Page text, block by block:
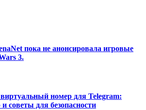
пока не анонсировала игровые
3.
номер для Telegram:
советы для безопасности